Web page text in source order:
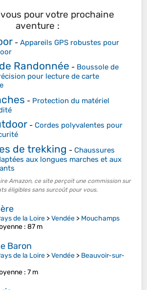
pour votre prochaine
aventure :
- Appareils GPS robustes pour
Randonnée - Boussole de
pour lecture de carte
- Protection du matériel
- Cordes polyvalentes pour
de trekking - Chaussures
aux longues marches et aux
Amazon, ce site perçoit une commission sur
éligibles sans surcoût pour vous.
de la Loire >Vendée > Mouchamps
: 87 m
Baron
de la Loire >Vendée > Beauvoir-sur-
: 7 m